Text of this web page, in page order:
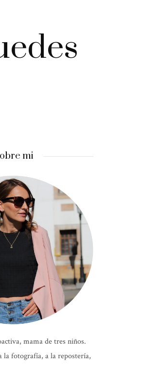
mi
mama de tres niños.
la fotografía, a la repostería,